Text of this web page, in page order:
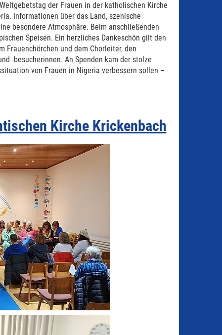
der Frauen in der katholischen Kirche
Informationen über das Land, szenische
besondere Atmosphäre. Beim anschließenden
Speisen. Ein herzliches Dankeschön gilt den
Frauenchörchen und dem Chorleiter, den
-besucherinnen. An Spenden kam der stolze
von Frauen in Nigeria verbessern sollen –
Kirche Krickenbach